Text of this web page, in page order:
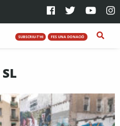
SUBSCRIU-T'HI FES UNA DONACIÓ